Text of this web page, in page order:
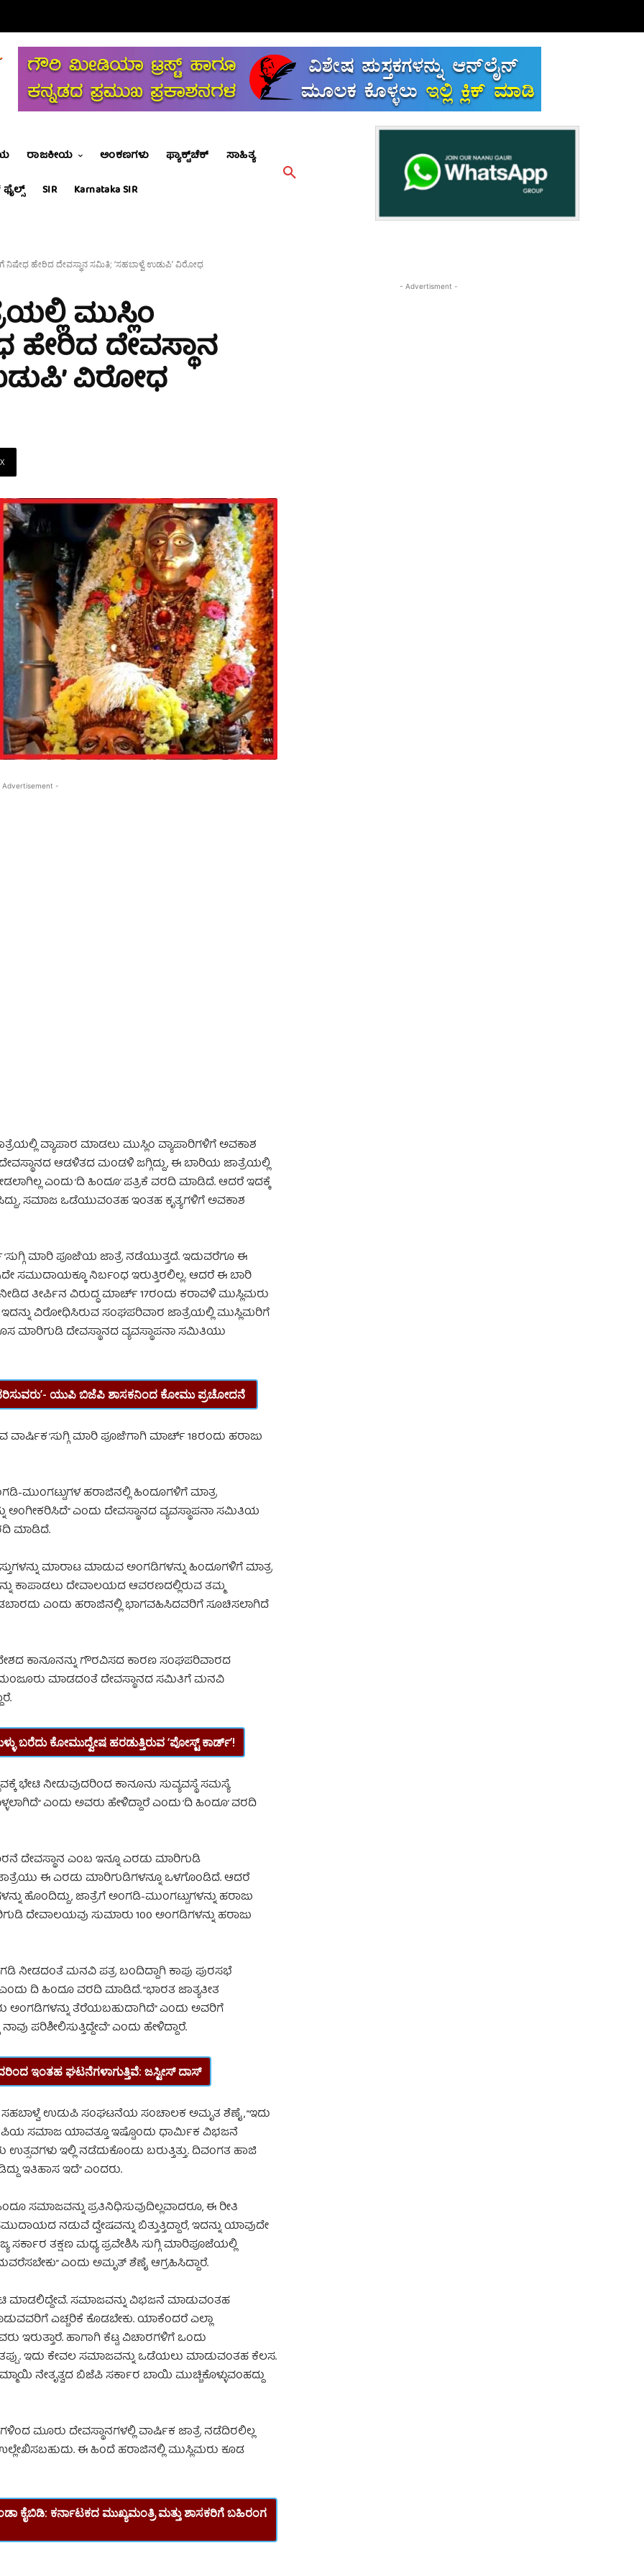
ರಾಜಕೀಯ ಅಂಕಣಗಳು ಫ್ಯಾಕ್ಟ್‌ಚೆಕ್
ಸಾಹಿತ್ಯ
SIR Karnataka SIR
ನಿಷೇಧ ಹೇರಿದ ದೇವಸ್ಥಾನ ಸಮಿತಿ; ‘ಸಹಬಾಳ್ವೆ ಉಡುಪಿ’ ವಿರೋಧ
ಮುಸ್ಲಿಂ
ಹೇರಿದ ದೇವಸ್ಥಾನ
ವಿರೋಧ
X
-
ವ್ಯಾಪಾರ ಮಾಡಲು ಮುಸ್ಲಿಂ ವ್ಯಾಪಾರಿಗಳಿಗೆ ಅವಕಾಶ
ಆಡಳಿತದ ಮಂಡಳಿ ಜಗ್ಗಿದ್ದು, ಈ ಬಾರಿಯ ಜಾತ್ರೆಯಲ್ಲಿ
ಎಂದು ‘ದಿ ಹಿಂದೂ’ ಪತ್ರಿಕೆ ವರದಿ ಮಾಡಿದೆ. ಆದರೆ ಇದಕ್ಕೆ
ಸಮಾಜ ಒಡೆಯುವಂತಹ ಇಂತಹ ಕೃತ್ಯಗಳಿಗೆ ಅವಕಾಶ
‘ಸುಗ್ಗಿ ಮಾರಿ ಪೂಜೆ’ಯ ಜಾತ್ರೆ ನಡೆಯುತ್ತದೆ. ಇದುವರೆಗೂ ಈ
ಸಮುದಾಯಕ್ಕೂ ನಿರ್ಬಂಧ ಇರುತ್ತಿರಲಿಲ್ಲ. ಆದರೆ ಈ ಬಾರಿ
ತೀರ್ಪಿನ ವಿರುದ್ಧ ಮಾರ್ಚ್ 17ರಂದು ಕರಾವಳಿ ಮುಸ್ಲಿಮರು
ಇದನ್ನು ವಿರೋಧಿಸಿರುವ ಸಂಘಪರಿವಾರ ಜಾತ್ರೆಯಲ್ಲಿ ಮುಸ್ಲಿಮರಿಗೆ
ಮಾರಿಗುಡಿ ದೇವಸ್ಥಾನದ ವ್ಯವಸ್ಥಾಪನಾ ಸಮಿತಿಯು
ಧರಿಸುವರು’- ಯುಪಿ ಬಿಜೆಪಿ ಶಾಸಕನಿಂದ ಕೋಮು ಪ್ರಚೋದನೆ
‘ಸುಗ್ಗಿ ಮಾರಿ ಪೂಜೆ’ಗಾಗಿ ಮಾರ್ಚ್ 18ರಂದು ಹರಾಜು
ಮುಂಗಟ್ಟುಗಳ ಹರಾಜಿನಲ್ಲಿ ಹಿಂದೂಗಳಿಗೆ ಮಾತ್ರ
ಎಂದು ದೇವಸ್ಥಾನದ ವ್ಯವಸ್ಥಾಪನಾ ಸಮಿತಿಯ
ಮಾಡಿದೆ.
ಮಾರಾಟ ಮಾಡುವ ಅಂಗಡಿಗಳನ್ನು ಹಿಂದೂಗಳಿಗೆ ಮಾತ್ರ
ಕಾಪಾಡಲು ದೇವಾಲಯದ ಆವರಣದಲ್ಲಿರುವ ತಮ್ಮ
ಎಂದು ಹರಾಜಿನಲ್ಲಿ ಭಾಗವಹಿಸಿದವರಿಗೆ ಸೂಚಿಸಲಾಗಿದೆ
ಕಾನೂನನ್ನು ಗೌರವಿಸದ ಕಾರಣ ಸಂಘಪರಿವಾರದ
ಮಂಜೂರು ಮಾಡದಂತೆ ದೇವಸ್ಥಾನದ ಸಮಿತಿಗೆ ಮನವಿ
ಬರೆದು ಕೋಮುದ್ವೇಷ ಹರಡುತ್ತಿರುವ ‘ಪೋಸ್ಟ್‌ ಕಾರ್ಡ್’!
ಭೇಟಿ ನೀಡುವುದರಿಂದ ಕಾನೂನು ಸುವ್ಯವಸ್ಥೆ ಸಮಸ್ಯೆ
ಎಂದು ಅವರು ಹೇಳಿದ್ದಾರೆ ಎಂದು ‘ದಿ ಹಿಂದೂ’ ವರದಿ
ದೇವಸ್ಥಾನ ಎಂಬ ಇನ್ನೂ ಎರಡು ಮಾರಿಗುಡಿ
ಈ ಎರಡು ಮಾರಿಗುಡಿಗಳನ್ನೂ ಒಳಗೊಂಡಿದೆ. ಆದರೆ
ಹೊಂದಿದ್ದು, ಜಾತ್ರೆಗೆ ಅಂಗಡಿ-ಮುಂಗಟ್ಟುಗಳನ್ನು ಹರಾಜು
ದೇವಾಲಯವು ಸುಮಾರು 100 ಅಂಗಡಿಗಳನ್ನು ಹರಾಜು
ನೀಡದಂತೆ ಮನವಿ ಪತ್ರ ಬಂದಿದ್ದಾಗಿ ಕಾಪು ಪುರಸಭೆ
ದಿ ಹಿಂದೂ ವರದಿ ಮಾಡಿದೆ. “ಭಾರತ ಜಾತ್ಯತೀತ
ಅಂಗಡಿಗಳನ್ನು ತೆರೆಯಬಹುದಾಗಿದೆ” ಎಂದು ಅವರಿಗೆ
ಪರಿಶೀಲಿಸುತ್ತಿದ್ದೇವೆ” ಎಂದು ಹೇಳಿದ್ದಾರೆ.
ಇಂತಹ ಘಟನೆಗಳಾಗುತ್ತಿವೆ: ಜಸ್ಟೀಸ್ ದಾಸ್‌
ಉಡುಪಿ ಸಂಘಟನೆಯ ಸಂಚಾಲಕ ಅಮೃತ ಶೆಣೈ, “ಇದು
ಸಮಾಜ ಯಾವತ್ತೂ ಇಷ್ಟೊಂದು ಧಾರ್ಮಿಕ ವಿಭಜನೆ
ಇಲ್ಲಿ ನಡೆದುಕೊಂಡು ಬರುತ್ತಿತ್ತು. ದಿವಂಗತ ಹಾಜಿ
ಇತಿಹಾಸ ಇದೆ” ಎಂದರು.
ಸಮಾಜವನ್ನು ಪ್ರತಿನಿಧಿಸುವುದಿಲ್ಲವಾದರೂ, ಈ ರೀತಿ
ನಡುವೆ ದ್ವೇಷವನ್ನು ಬಿತ್ತುತ್ತಿದ್ದಾರೆ, ಇದನ್ನು ಯಾವುದೇ
ಸರ್ಕಾರ ತಕ್ಷಣ ಮಧ್ಯ ಪ್ರವೇಶಿಸಿ ಸುಗ್ಗಿ ಮಾರಿಪೂಜೆಯಲ್ಲಿ
ಎಂದು ಅಮೃತ್‌ ಶೆಣೈ ಆಗ್ರಹಿಸಿದ್ದಾರೆ.
ಮಾಡಲಿದ್ದೇವೆ. ಸಮಾಜವನ್ನು ವಿಭಜನೆ ಮಾಡುವಂತಹ
ಎಚ್ಚರಿಕೆ ಕೊಡಬೇಕು. ಯಾಕೆಂದರೆ ಎಲ್ಲಾ
ಇರುತ್ತಾರೆ. ಹಾಗಾಗಿ ಕೆಟ್ಟ ವಿಚಾರಗಳಿಗೆ ಒಂದು
ಇದು ಕೇವಲ ಸಮಾಜವನ್ನು ಒಡೆಯಲು ಮಾಡುವಂತಹ ಕೆಲಸ.
ನೇತೃತ್ವದ ಬಿಜೆಪಿ ಸರ್ಕಾರ ಬಾಯಿ ಮುಚ್ಚಿಕೊಳ್ಳುವಂಹದ್ದು
ಮೂರು ದೇವಸ್ಥಾನಗಳಲ್ಲಿ ವಾರ್ಷಿಕ ಜಾತ್ರೆ ನಡೆದಿರಲಿಲ್ಲ
ಈ ಹಿಂದೆ ಹರಾಜಿನಲ್ಲಿ ಮುಸ್ಲಿಮರು ಕೂಡ
ಕೈಬಿಡಿ: ಕರ್ನಾಟಕದ ಮುಖ್ಯಮಂತ್ರಿ ಮತ್ತು ಶಾಸಕರಿಗೆ ಬಹಿರಂಗ
- Advertisment -